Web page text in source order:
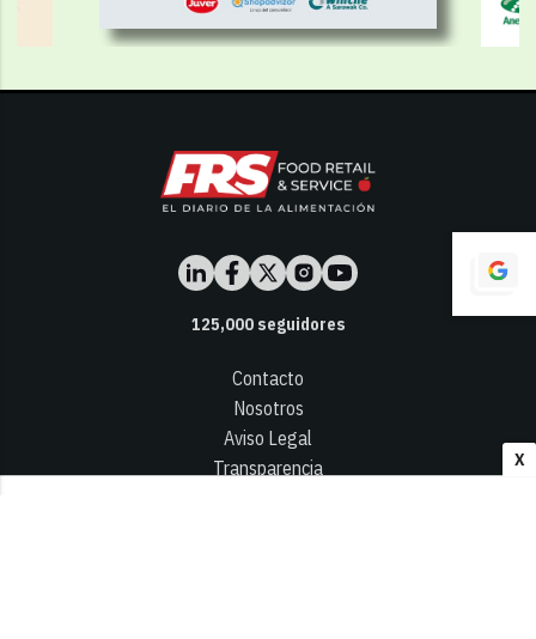
X
125,000seguidores
Contacto
Nosotros
Aviso Legal
Transparencia